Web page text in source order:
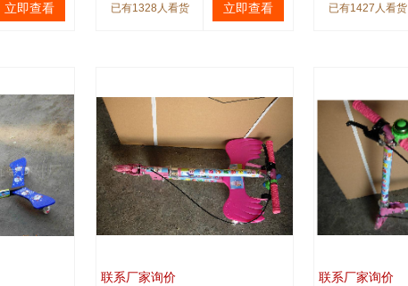
立即查看 已有1328人看货 立即查看 已有1427人看货
联系厂家询价 联系厂家询价